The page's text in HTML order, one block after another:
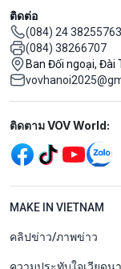
ติดต่อ
(084) 24 38255763
(084) 38266707
Ban Đối ngoại, Đài
Mạng xã hội
ติดตาม VOV World:
menu
MAKE IN VIETNAM
คลิปข่าว/ภาพข่าว